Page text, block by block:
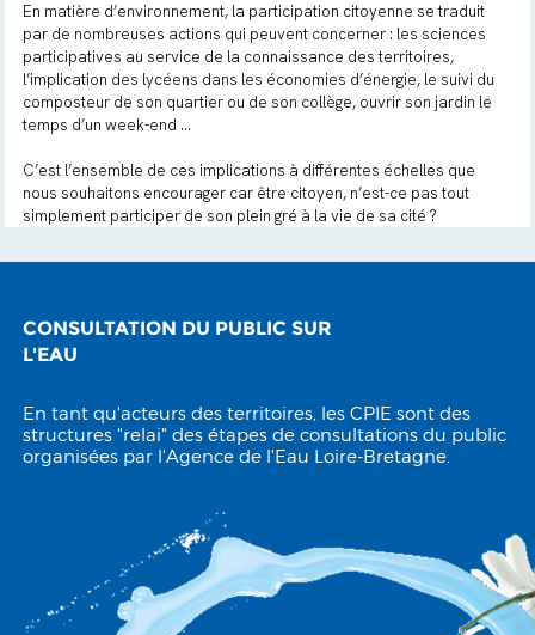
En matière d’environnement, la participation citoyenne se traduit
par de nombreuses actions qui peuvent concerner : les sciences
participatives au service de la connaissance des territoires,
l’implication des lycéens dans les économies d’énergie, le suivi du
composteur de son quartier ou de son collège, ouvrir son jardin le
temps d’un week-end …
C’est l’ensemble de ces implications à différentes échelles que
nous souhaitons encourager car être citoyen, n’est-ce pas tout
simplement participer de son plein gré à la vie de sa cité ?
CONSULTATION DU PUBLIC SUR
L'EAU
En tant qu'acteurs des territoires, les CPIE sont des
structures "relai" des étapes de consultations du public
organisées par l'Agence de l'Eau Loire-Bretagne.